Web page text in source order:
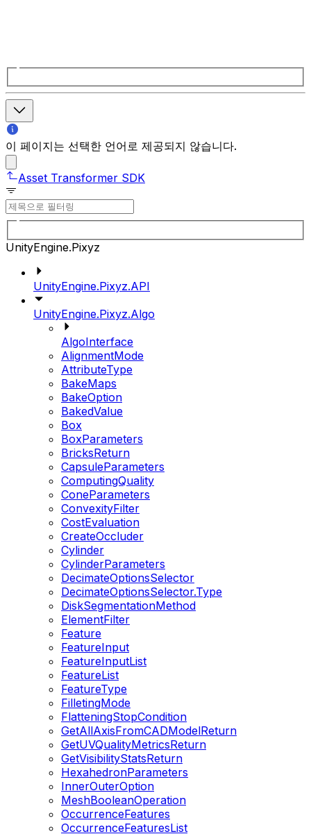
이 페이지는 선택한 언어로 제공되지 않습니다.
Asset Transformer SDK
UnityEngine.Pixyz
UnityEngine.Pixyz.API
UnityEngine.Pixyz.Algo
AlgoInterface
AlignmentMode
AttributeType
BakeMaps
BakeOption
BakedValue
Box
BoxParameters
BricksReturn
CapsuleParameters
ComputingQuality
ConeParameters
ConvexityFilter
CostEvaluation
CreateOccluder
Cylinder
CylinderParameters
DecimateOptionsSelector
DecimateOptionsSelector.Type
DiskSegmentationMethod
ElementFilter
Feature
FeatureInput
FeatureInputList
FeatureList
FeatureType
FilletingMode
FlatteningStopCondition
GetAllAxisFromCADModelReturn
GetUVQualityMetricsReturn
GetVisibilityStatsReturn
HexahedronParameters
InnerOuterOption
MeshBooleanOperation
OccurrenceFeatures
OccurrenceFeaturesList